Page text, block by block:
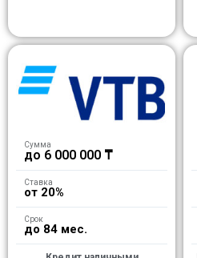
Сумма
до 6 000 000 ₸
Ставка
от 20%
Срок
до 84 мес.